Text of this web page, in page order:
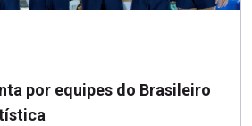
por equipes do Brasileiro